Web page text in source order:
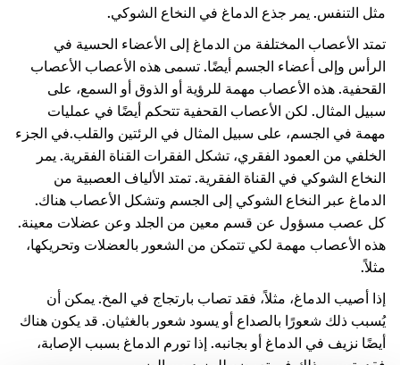
مثل التنفس. يمر جذع الدماغ في النخاع الشوكي.
تمتد الأعصاب المختلفة من الدماغ إلى الأعضاء الحسية في
الرأس وإلى أعضاء الجسم أيضًا. تسمى هذه الأعصاب الأعصاب
القحفية. هذه الأعصاب مهمة للرؤية أو الذوق أو السمع، على
سبيل المثال. لكن الأعصاب القحفية تتحكم أيضًا في عمليات
مهمة في الجسم، على سبيل المثال في الرئتين والقلب.في الجزء
الخلفي من العمود الفقري، تشكل الفقرات القناة الفقرية. يمر
النخاع الشوكي في القناة الفقرية. تمتد الألياف العصبية من
الدماغ عبر النخاع الشوكي إلى الجسم وتشكل الأعصاب هناك.
كل عصب مسؤول عن قسم معين من الجلد وعن عضلات معينة.
هذه الأعصاب مهمة لكي تتمكن من الشعور بالعضلات وتحريكها،
مثلاً.
إذا أصيب الدماغ، مثلاً، فقد تصاب بارتجاج في المخ. يمكن أن
يُسبب ذلك شعورًا بالصداع أو يسود شعور بالغثيان. قد يكون هناك
أيضًا نزيف في الدماغ أو بجانبه. إذا تورم الدماغ بسبب الإصابة،